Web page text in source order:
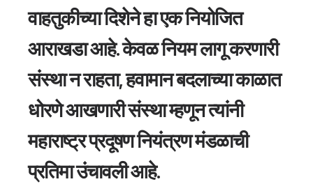
वाहतुकीच्या दिशेने हा एक नियोजित
आराखडा आहे. केवळ नियम लागू करणारी
संस्था न राहता, हवामान बदलाच्या काळात
धोरणे आखणारी संस्था म्हणून त्यांनी
महाराष्ट्र प्रदूषण नियंत्रण मंडळाची
प्रतिमा उंचावली आहे.